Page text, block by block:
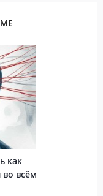
как
всём